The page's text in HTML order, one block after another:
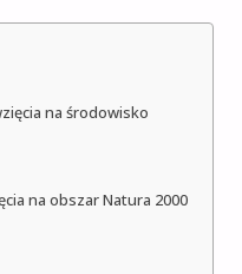
na środowisko
na obszar Natura 2000